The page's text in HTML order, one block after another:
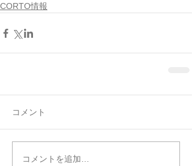
CORTO情報
コメント
コメントを追加…